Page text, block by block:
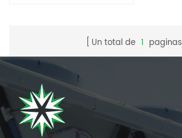
Un total de 1 paginas